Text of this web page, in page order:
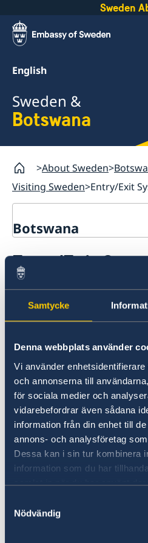
Samtycke
Denna webbplats använder
Vi använder
och annonserna till
för sociala medier och
vidarebefordrar även sådana
information från din enhet till
annons- och analysföretag
Dessa kan i sin tur kombinera
information som du har
samlat in när du har använt
Nödvändig
Sweden
English
Sweden &
Botswana
About Sweden
Visiting Sweden Entry/Exit
Botswana
Sweden in brief
Sweden in images
Swedish music
Sweden.se
Going to Sweden?
Visiting Sweden
Entry/Exit System (EES)
Visit Sweden up to 90 days
for a visa
Entry/Exit
Entry/Exit System
travelling for a short stay
countries.
As of 12 October 2025,
will gradually record:
• data from the travel
• travel dates
• biometric data